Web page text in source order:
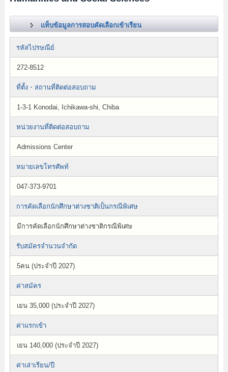
แท็บข้อมูลการสอบคัดเลือกเข้าเรียน
รหัสไปรษณีย์
272-8512
ที่ตั้ง・สถานที่ติดต่อสอบถาม
1-3-1 Konodai, Ichikawa-shi, Chiba
หน่วยงานที่ติดต่อสอบถาม
Admissions Center
หมายเลขโทรศัพท์
047-373-9701
การคัดเลือกนักศึกษาต่างชาติเป็นกรณีพิเศษ
มีการคัดเลือกนักศึกษาต่างชาติกรณีพิเศษ
รับสมัครจำนวนจำกัด
5คน (ประจำปี 2027)
ค่าสมัคร
เยน 35,000 (ประจำปี 2027)
ค่าแรกเข้า
เยน 140,000 (ประจำปี 2027)
ค่าเล่าเรียน/ปี